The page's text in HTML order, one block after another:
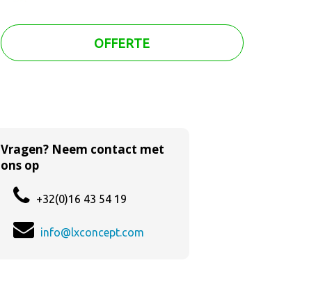
OFFERTE
Vragen? Neem contact met
ons op
+32(0)16 43 54 19
info@lxconcept.com